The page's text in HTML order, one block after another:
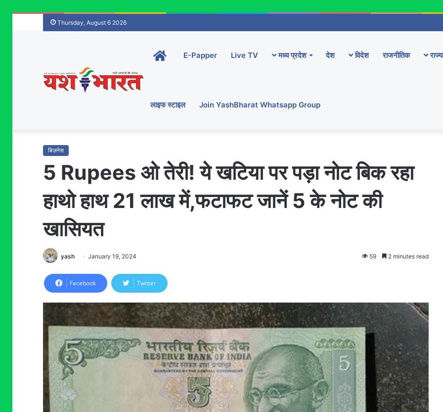
Thursday, August 6 2026
Home-
main
E-Papper Live TV मध्य प्रदेश देश विदेश राजनीतिक राज्य
लाइफ स्टाइल Join YashBharat Whatsapp Group
बिज़नेस
5 Rupees ओ तेरी! ये खटिया पर पड़ा नोट बिक रहा
हाथो हाथ 21 लाख में,फटाफट जानें 5 के नोट की
खासियत
yash January 19, 2024 59 2 minutes read
Facebook Twitter